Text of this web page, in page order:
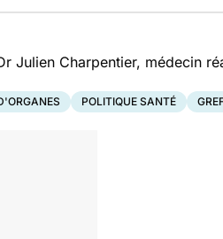
Julien Charpentier, médecin
POLITIQUE SANTÉ